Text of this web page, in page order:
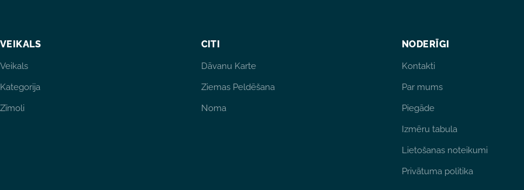
VEIKALS
Veikals
Kategorija
Zīmoli
CITI
Dāvanu Karte
Ziemas Peldēšana
Noma
NODERĪGI
Kontakti
Par mums
Piegāde
Izmēru tabula
Lietošanas noteikumi
Privātuma politika